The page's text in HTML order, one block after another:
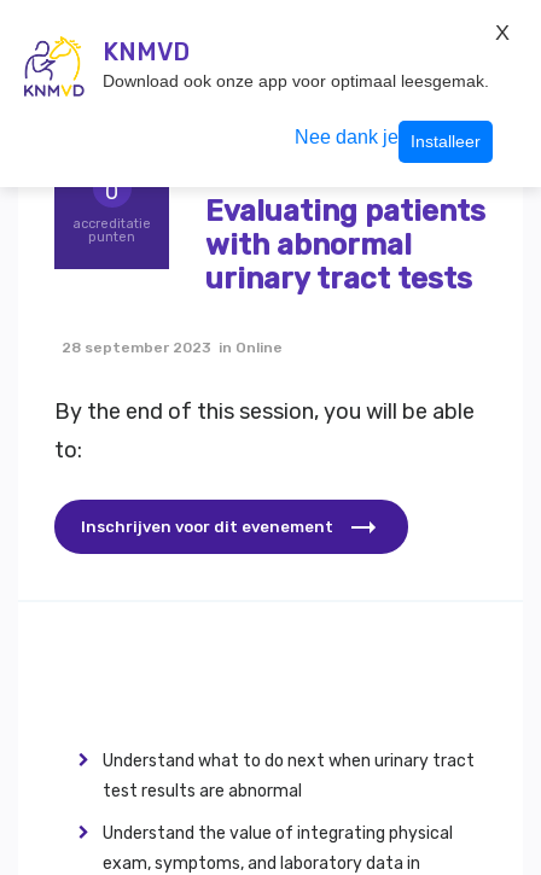
Inloggen
0
accreditatie
punten
Urine is not black
Evaluating patients
with abnormal
urinary tract tests
28 september 2023 in Online
By the end of this session, you will be able
to:
Inschrijven voor dit evenement
Understand what to do next when urinary tract
test results are abnormal
Understand the value of integrating physical
exam, symptoms, and laboratory data in
KNMVD
Download ook onze app voor optimaal leesgemak.
Nee dank je Installeer
X